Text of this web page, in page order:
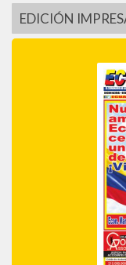
EDICIÓN